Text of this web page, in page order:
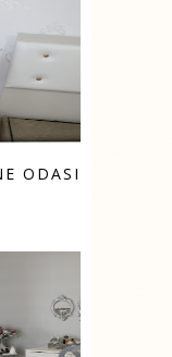
ODASI